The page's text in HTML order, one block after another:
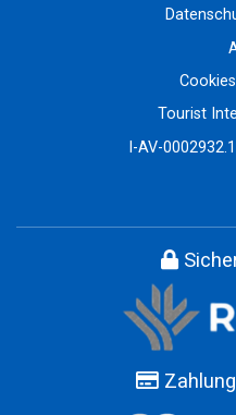
Tourist
I-AV-